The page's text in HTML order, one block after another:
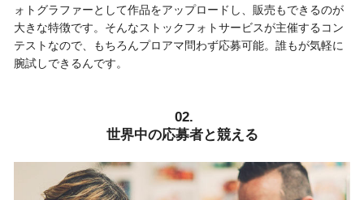
ォトグラファーとして作品をアップロードし、販売もできるのが
大きな特徴です。そんなストックフォトサービスが主催するコン
テストなので、もちろんプロアマ問わず応募可能。誰もが気軽に
腕試しできるんです。
02.
世界中の応募者と競える